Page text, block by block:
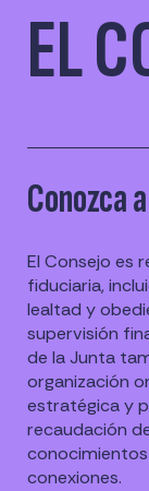
EL
Conozca
El Consejo es
fiduciaria,
lealtad y
supervisión
de la Junta
organización
estratégica y
recaudación
conexiones.